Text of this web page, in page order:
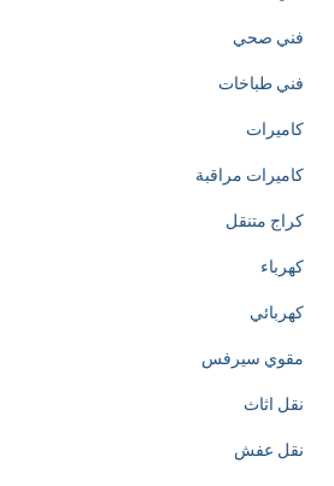
h
p
s
w
w
فني صحي
فني طباخات
كاميرات
كاميرات مراقبة
كراج متنقل
كهرباء
كهربائي
مقوي سيرفس
نقل اثاث
نقل عفش